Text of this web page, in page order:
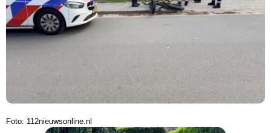
Foto: 112nieuwsonline.nl